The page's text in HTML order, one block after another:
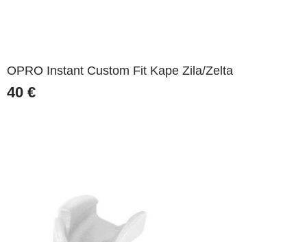
OPRO Instant Custom Fit Kape Zila/Zelta
40 €